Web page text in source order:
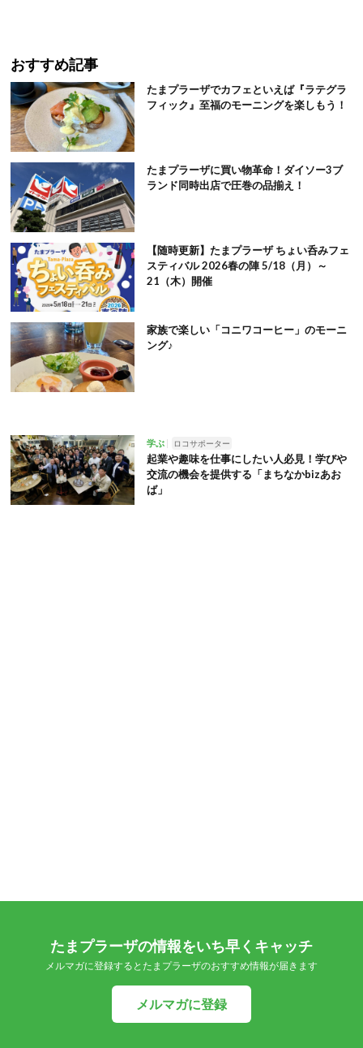
おすすめ記事
たまプラーザでカフェといえば『ラテグラ
フィック』至福のモーニングを楽しもう！
たまプラーザに買い物革命！ダイソー3ブ
ランド同時出店で圧巻の品揃え！
【随時更新】たまプラーザ ちょい呑みフェ
スティバル 2026春の陣 5/18（月）～
21（木）開催
家族で楽しい「コニワコーヒー」のモーニ
ング♪
学ぶ ロコサポーター
起業や趣味を仕事にしたい人必見！学びや
交流の機会を提供する「まちなかbizあお
ば」
たまプラーザの情報をいち早くキャッチ
メルマガに登録するとたまプラーザのおすすめ情報が届きます
メルマガに登録